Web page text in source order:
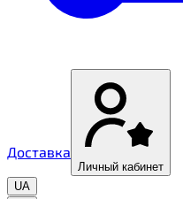
Доставка
Личный кабинет
UA